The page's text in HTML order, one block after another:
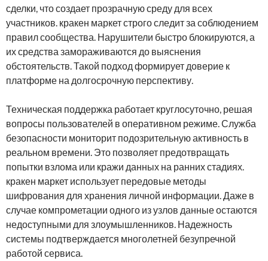
сделки, что создает прозрачную среду для всех
участников. кракен маркет строго следит за соблюдением
правил сообщества. Нарушители быстро блокируются, а
их средства замораживаются до выяснения
обстоятельств. Такой подход формирует доверие к
платформе на долгосрочную перспективу.
Техническая поддержка работает круглосуточно, решая
вопросы пользователей в оперативном режиме. Служба
безопасности мониторит подозрительную активность в
реальном времени. Это позволяет предотвращать
попытки взлома или кражи данных на ранних стадиях.
кракен маркет использует передовые методы
шифрования для хранения личной информации. Даже в
случае компрометации одного из узлов данные остаются
недоступными для злоумышленников. Надежность
системы подтверждается многолетней безупречной
работой сервиса.